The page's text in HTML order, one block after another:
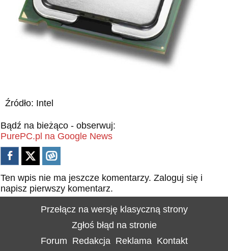
Źródło: Intel
Bądź na bieżąco - obserwuj:
PurePC.pl na Google News
Ten wpis nie ma jeszcze komentarzy. Zaloguj się i
napisz pierwszy komentarz.
Przełącz na wersję klasyczną strony
Zgłoś błąd na stronie
Forum Redakcja Reklama Kontakt